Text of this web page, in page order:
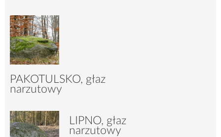
7530 25
PAKOTULSKO, głaz
narzutowy
3568 13
LIPNO, głaz
narzutowy